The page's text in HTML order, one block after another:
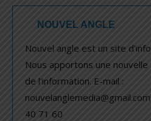
NOUVEL ANGLE
Nouvel angle est un site
Nous apportons une
de l'information. E-mail :
40 71 60